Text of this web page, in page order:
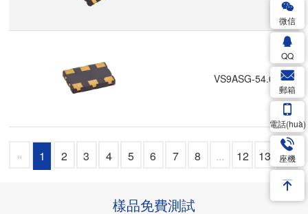
VS9ASG-54.000
« 1 2 3 4 5 6 7 8 ... 12 13 »
樣品免費測試
微信
QQ
郵箱
電話(huà)
座機